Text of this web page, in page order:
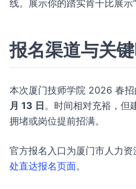
线。展示你的踏实肯干比展示
报名渠道与关
本次厦门技师学院 2026 春
月 13 日。时间相对充裕，但
拥堵或岗位提前招满。
官方报名入口为厦门市人力资
处直达报名页面。